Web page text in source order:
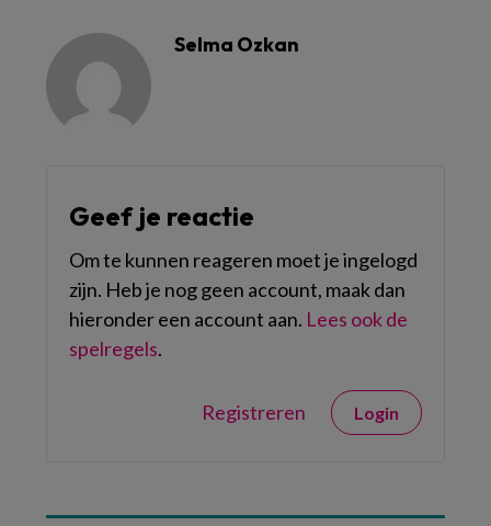
Selma Ozkan
Geef je reactie
Om te kunnen reageren moet je ingelogd
zijn. Heb je nog geen account, maak dan
hieronder een account aan. Lees ook de
spelregels.
Registreren Login